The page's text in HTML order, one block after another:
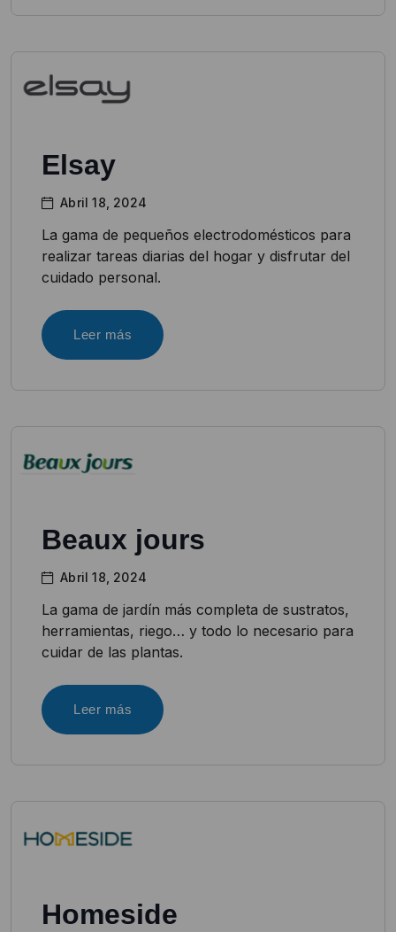
Elsay
Abril 18, 2024
La gama de pequeños electrodomésticos para
realizar tareas diarias del hogar y disfrutar del
cuidado personal.
Leer más
Beaux jours
Abril 18, 2024
La gama de jardín más completa de sustratos,
herramientas, riego… y todo lo necesario para
cuidar de las plantas.
Leer más
Homeside